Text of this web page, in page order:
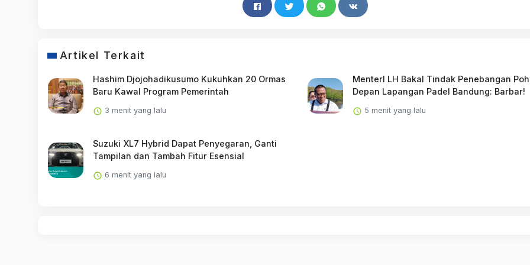
Artikel Terkait
Hashim Djojohadikusumo Kukuhkan 20 Ormas
Baru Kawal Program Pemerintah
3 menit yang lalu
MenterI LH Bakal Tindak Penebangan
Depan Lapangan Padel Bandung: Barbar!
5 menit yang lalu
Suzuki XL7 Hybrid Dapat Penyegaran, Ganti
Tampilan dan Tambah Fitur Esensial
6 menit yang lalu